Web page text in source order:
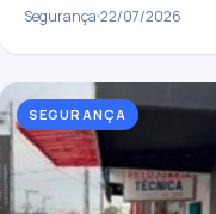
Segurança 22/07/2026
SEGURANÇA